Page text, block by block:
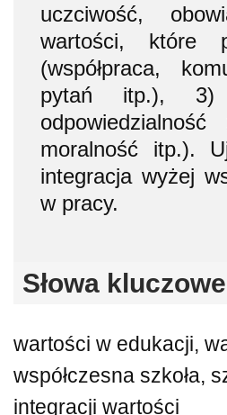
uczciwość,
wartości, które
(współpraca,
pytań itp.), 3)
moralność itp.).
integracja wyżej
w pracy.
Słowa kluczowe
wartości w edukacji,
współczesna szkoła,
integracji wartości